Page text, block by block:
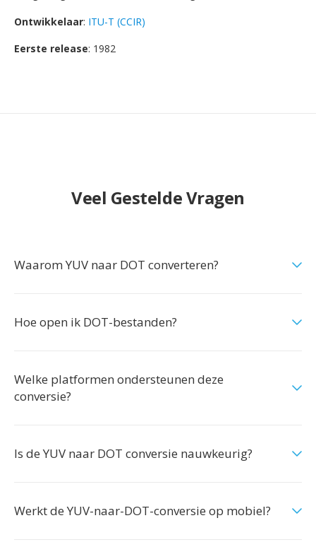
Ontwikkelaar: ITU-T (CCIR)
Eerste release: 1982
Veel Gestelde Vragen
Waarom YUV naar DOT converteren?
Hoe open ik DOT-bestanden?
Welke platformen ondersteunen deze
conversie?
Is de YUV naar DOT conversie nauwkeurig?
Werkt de YUV-naar-DOT-conversie op mobiel?